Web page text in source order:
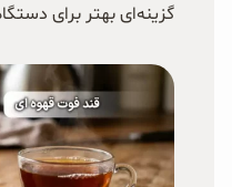
گزینه‌ای بهتر برای